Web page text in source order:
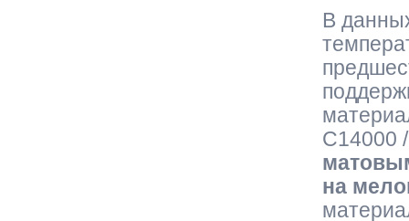
В
C14000
на